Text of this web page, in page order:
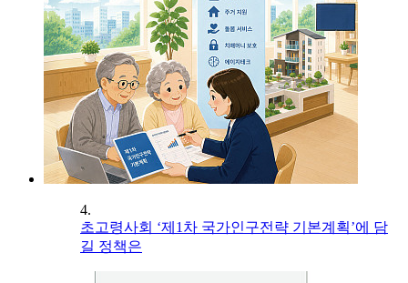
4.
초고령사회 ‘제1차 국가인구전략 기본계획’에 담
길 정책은